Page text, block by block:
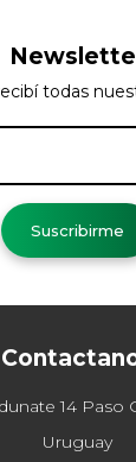
14 Paso
Uruguay
todas
Suscribirme